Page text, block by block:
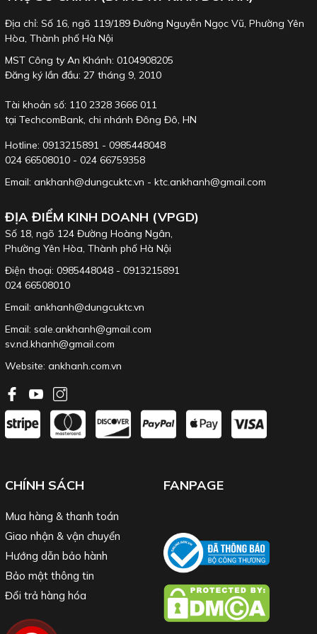
Địa chỉ: Số 16, ngõ 119/189 Đường Nguyễn Ngọc Vũ, Phường Yên
Hòa, Thành phố Hà Nội
MST Công ty An Khánh: 0104908205
Đăng ký lần đầu: 27 tháng 9, 2010
Tài khoản số: 110 2328 3666 011
tại TechcomBank, chi nhánh Đông Đô, HN
Hotline: 0913215891 - 0985448048
024 66508010 - 024 66759358
Email: ankhanh@dungcuktc.vn - ktc.ankhanh@gmail.com
ĐỊA ĐIỂM KINH DOANH (VPGD)
Số 18, ngõ 124 Đường Hoàng Ngân,
Phường Yên Hòa, Thành phố Hà Nội
Điện thoại: 0985448048 - 0913215891
024 66508010
Email: ankhanh@dungcuktc.vn
Email: sale.ankhanh@gmail.com
sv.nd.khanh@gmail.com
Website: ankhanh.com.vn
CHÍNH SÁCH
Mua hàng & thanh toán
Giao nhận & vận chuyển
Hướng dẫn bảo hành
Bảo mật thông tin
Đổi trả hàng hóa
FANPAGE